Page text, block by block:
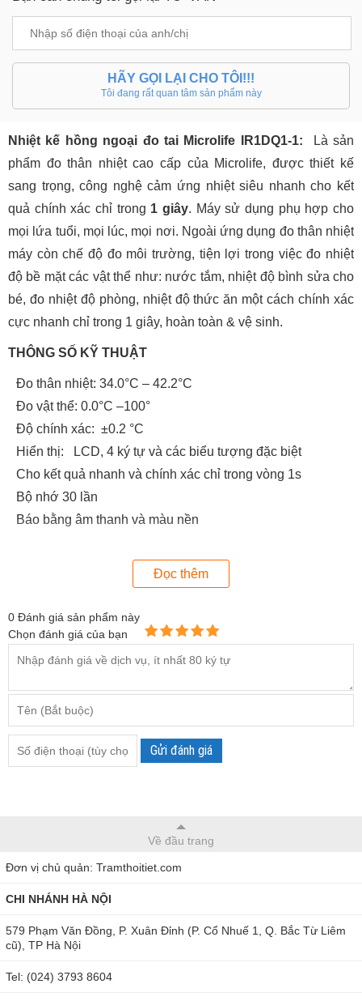
HÃY GỌI LẠI CHO TÔI!!!
Tôi đang rất quan tâm sản phẩm này
Nhiệt kế hồng ngoại đo tai Microlife IR1DQ1-1:
Là sản
phẩm đo thân nhiệt cao cấp của Microlife, được thiết kế
sang trọng, công nghệ cảm ứng nhiệt siêu nhanh cho kết
quả chính xác chỉ trong 1 giây. Máy sử dụng phụ hợp cho
mọi lứa tuổi, mọi lúc, mọi nơi. Ngoài ứng dụng đo thân nhiệt
máy còn chế độ đo môi trường, tiện lợi trong việc đo nhiệt
độ bề mặt các vật thể như: nước tắm, nhiệt độ bình sửa cho
bé, đo nhiệt độ phòng, nhiệt độ thức ăn một cách chính xác
cực nhanh chỉ trong 1 giây, hoàn toàn & vệ sinh.
THÔNG SỐ KỸ THUẬT
Đo thân nhiệt: 34.0°C – 42.2°C
Đo vật thể: 0.0°C –100°
Độ chính xác: ±0.2 °C
Hiển thị: LCD, 4 ký tự và các biểu tượng đặc biệt
Cho kết quả nhanh và chính xác chỉ trong vòng 1s
Bộ nhớ 30 lần
Báo bằng âm thanh và màu nền
Đọc thêm
0 Đánh giá sản phẩm này
Chọn đánh giá của bạn
Gửi đánh giá
Về đầu trang
Đơn vị chủ quản: Tramthoitiet.com
CHI NHÁNH HÀ NỘI
579 Phạm Văn Đồng, P. Xuân Đỉnh (P. Cổ Nhuế 1, Q. Bắc Từ Liêm
cũ), TP Hà Nội
Tel: (024) 3793 8604